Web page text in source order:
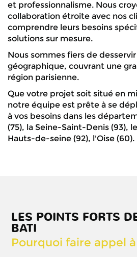
et professionnalisme. Nous
collaboration étroite avec nos
comprendre leurs besoins
solutions sur mesure.
Nous sommes fiers de
géographique, couvrant une
région parisienne.
Que votre projet soit situé en
notre équipe est prête à se
à vos besoins dans les
(75), la Seine-Saint-Denis (93),
Hauts-de-seine (92), l'Oise (60).
LES POINTS FORTS
BATI
Pourquoi faire appel à